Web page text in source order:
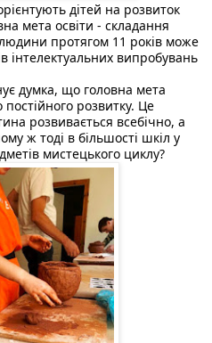
дітей на розвиток
мета освіти - складання
людини протягом 11 років може
інтелектуальних випробувань
думка, що головна мета
розвитку. Це
розвивається всебічно, а
ж тоді в більшості шкіл у
мистецького циклу?